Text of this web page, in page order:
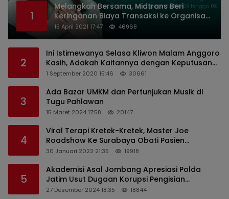
1
Melangkah Bersama, Midtrans Beri
Keringanan Biaya Transaksi ke Organisasi
Nirlaba Indonesia
15 April 2021 17:47 46968
2
Ini Istimewanya Selasa Kliwon Malam Anggoro
Kasih, Adakah Kaitannya dengan Keputusan
PDIP?
1 September 2020 15:46 30661
3
Ada Bazar UMKM dan Pertunjukan Musik di
Tugu Pahlawan
15 Maret 2024 17:58 20147
4
Viral Terapi Kretek-Kretek, Master Joe
Roadshow Ke Surabaya Obati Pasien
Sekaligus Edukasi Masyarakat
30 Januari 2022 21:35 19918
5
Akademisi Asal Jombang Apresiasi Polda
Jatim Usut Dugaan Korupsi Pengisian
Perangkat Desa di Kediri
27 Desember 2024 18:35 18844